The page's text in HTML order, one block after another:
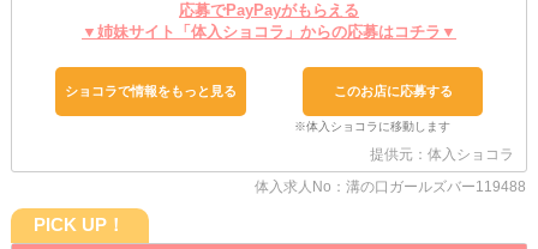
《【武蔵新城駅】Girl's Bar ガールズバーMM》
～✦ノルマはなし✦～
当店では、来店される方だけでなく女の子自身も楽しめる環境作り
そのため、プレッシャーになるようなルールや決まりはありませ
ん！
数字のことを気にせず、自分のペースで接客できます◎
その瞬間しかない、お客様との素敵なトークやひと時をあなたも満
喫しましょう♪
応募でPayPayがもらえる
▼姉妹サイト「体入ショコラ」からの応募はコチラ▼
ショコラで情報をもっと見る このお店に応募する
提供元：体入ショコラ
体入求人No：溝の口ガールズバー119488
PICK UP！